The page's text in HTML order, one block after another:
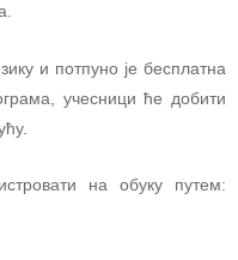
и потпуно је бесплатна
учесници ће добити
на обуку путем: